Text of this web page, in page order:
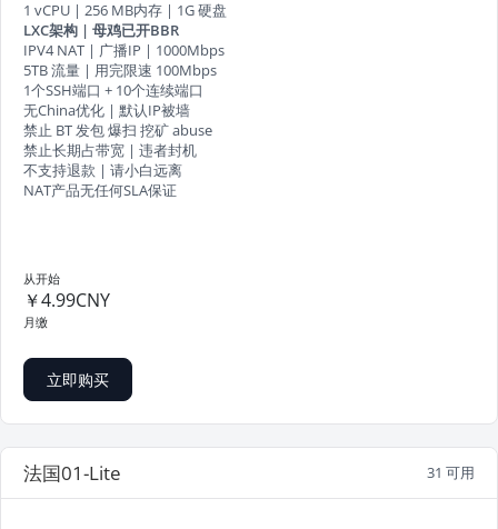
1 vCPU | 256 MB内存 | 1G 硬盘
LXC架构 | 母鸡已开BBR
IPV4 NAT | 广播IP | 1000Mbps
5TB 流量 | 用完限速 100Mbps
1个SSH端口 + 10个连续端口
无China优化 | 默认IP被墙
禁止 BT 发包 爆扫 挖矿 abuse
禁止长期占带宽 | 违者封机
不支持退款 | 请小白远离
NAT产品无任何SLA保证
从开始
￥4.99CNY
月缴
立即购买
法国01-Lite 31 可用